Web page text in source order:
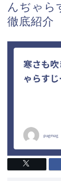
んぢゃら
徹底紹介